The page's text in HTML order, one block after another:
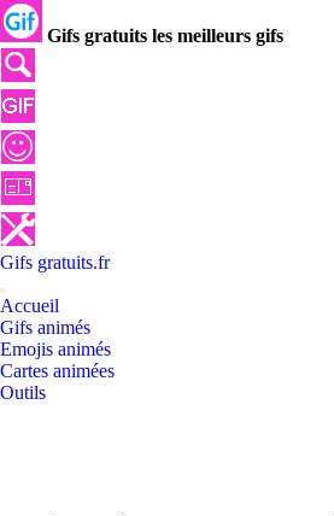
Gifs gratuits les meilleurs gifs
Gifs gratuits.fr
Accueil
Gifs animés
Emojis animés
Cartes animées
Outils